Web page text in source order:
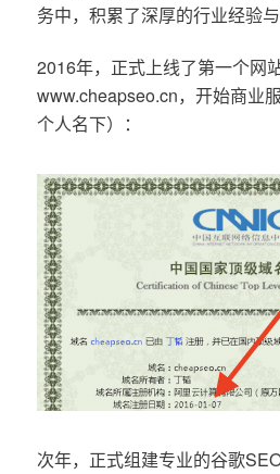
务中，积累了深厚的行业经验与
2016年，正式上线了第一个网站
www.cheapseo.cn，开始商业
个人名下）：
次年，正式组建专业的谷歌